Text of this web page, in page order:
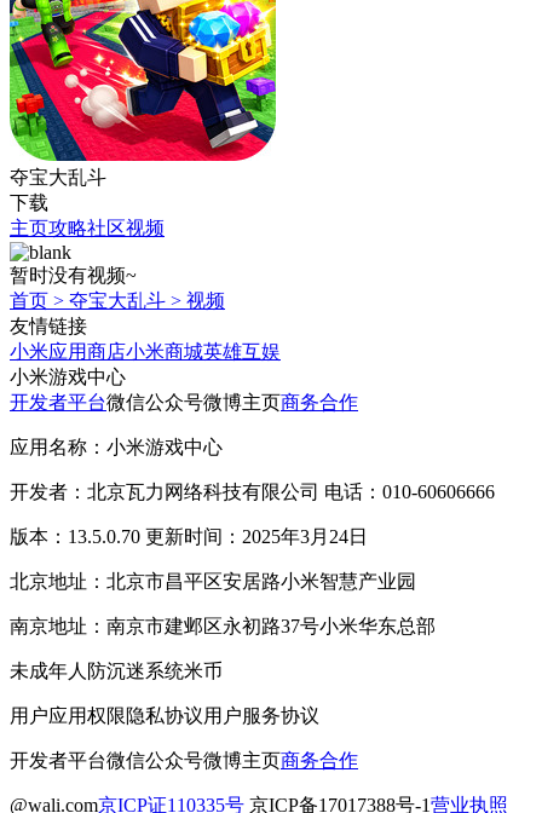
夺宝大乱斗
下载
主页攻略社区视频
暂时没有视频~
首页 > 夺宝大乱斗 > 视频
友情链接
小米应用商店小米商城英雄互娱
小米游戏中心
开发者平台微信公众号微博主页商务合作
应用名称：小米游戏中心
开发者：北京瓦力网络科技有限公司 电话：010-60606666
版本：13.5.0.70 更新时间：2025年3月24日
北京地址：北京市昌平区安居路小米智慧产业园
南京地址：南京市建邺区永初路37号小米华东总部
未成年人防沉迷系统米币
用户应用权限隐私协议用户服务协议
开发者平台微信公众号微博主页商务合作
@wali.com京ICP证110335号 京ICP备17017388号-1营业执照